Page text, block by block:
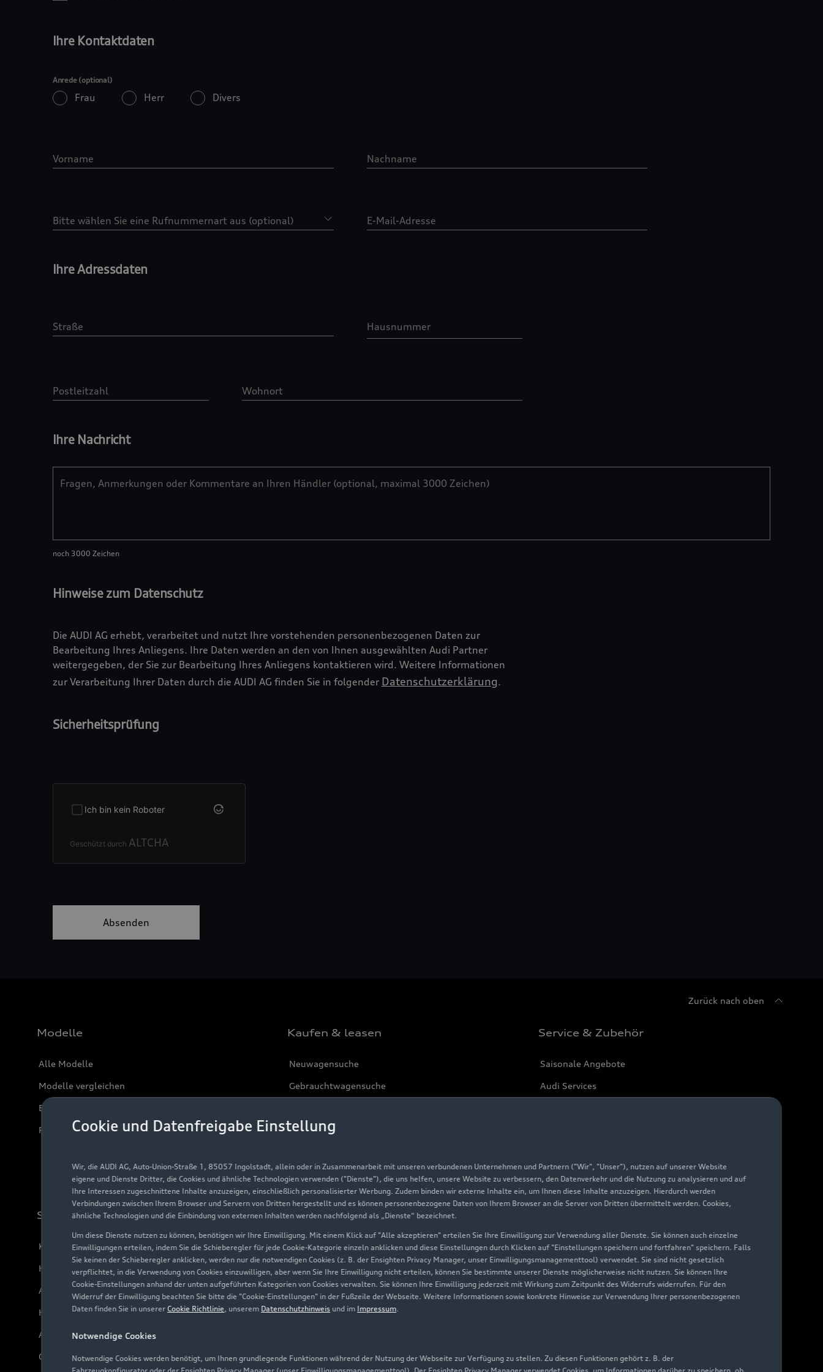
Cookie und Datenfreigabe Einstellung
Wir, die AUDI AG, Auto-Union-Straße 1, 85057 Ingolstadt, allein oder in Zusammenarbeit mit unseren verbundenen Unternehmen und Partnern ("Wir", "Unser"), nutzen auf unserer Website
eigene und Dienste Dritter, die Cookies und ähnliche Technologien verwenden ("Dienste"), die uns helfen, unsere Website zu verbessern, den Datenverkehr und die Nutzung zu analysieren und auf
Ihre Interessen zugeschnittene Inhalte anzuzeigen, einschließlich personalisierter Werbung. Zudem binden wir externe Inhalte ein, um Ihnen diese Inhalte anzuzeigen. Hierdurch werden
Verbindungen zwischen Ihrem Browser und Servern von Dritten hergestellt und es können personenbezogene Daten von Ihrem Browser an die Server von Dritten übermittelt werden. Cookies,
ähnliche Technologien und die Einbindung von externen Inhalten werden nachfolgend als „Dienste“ bezeichnet.
Um diese Dienste nutzen zu können, benötigen wir Ihre Einwilligung. Mit einem Klick auf "Alle akzeptieren" erteilen Sie Ihre Einwilligung zur Verwendung aller Dienste. Sie können auch einzelne
Einwilligungen erteilen, indem Sie die Schieberegler für jede Cookie-Kategorie einzeln anklicken und diese Einstellungen durch Klicken auf "Einstellungen speichern und fortfahren" speichern. Falls
Sie keinen der Schieberegler anklicken, werden nur die notwendigen Cookies (z. B. der Ensighten Privacy Manager, unser Einwilligungsmanagementtool) verwendet. Sie sind nicht gesetzlich
verpflichtet, in die Verwendung von Cookies einzuwilligen, aber wenn Sie Ihre Einwilligung nicht erteilen, können Sie bestimmte unserer Dienste möglicherweise nicht nutzen. Sie können Ihre
Cookie-Einstellungen anhand der unten aufgeführten Kategorien von Cookies verwalten. Sie können Ihre Einwilligung jederzeit mit Wirkung zum Zeitpunkt des Widerrufs widerrufen. Für den
Widerruf der Einwilligung beachten Sie bitte die "Cookie-Einstellungen" in der Fußzeile der Webseite. Weitere Informationen sowie konkrete Hinweise zur Verwendung Ihrer personenbezogenen
Daten finden Sie in unsererCookie Richtlinie, unserem Datenschutzhinweis und im Impressum.
Notwendige Cookies
Notwendige Cookies werden benötigt, um Ihnen grundlegende Funktionen während der Nutzung der Webseite zur Verfügung zu stellen. Zu diesen Funktionen gehört z. B. der
Zurück nach oben
Modelle
Alle Modelle
Modelle vergleichen
Elektromodelle
Plug-in-Hybride
Kaufen & leasen
Neuwagensuche
Gebrauchtwagensuche
Finanzierung
Geschäftskunden
Service & Zubehör
Saisonale Angebote
Audi Services
Support
Kundenservice
Händlersuche
Audi Code
Häufige Fragen (FAQ)
Audi Online Beratung
Online-Terminvereinbarung
Über Audi
Unternehmen
Karriere
Investor Relations
Presse & Media Center
Audi erleben